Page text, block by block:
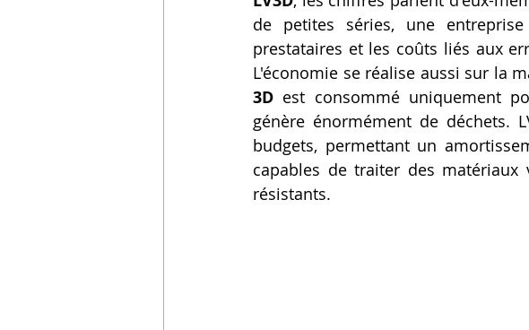
de petites séries, une
prestataires et les coûts liés aux
L'économie se réalise aussi sur la
3D est consommé uniquement
génère énormément de déchets.
budgets, permettant un
capables de traiter des
résistants.